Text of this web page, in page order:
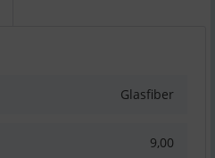
Glasfiber
9,00